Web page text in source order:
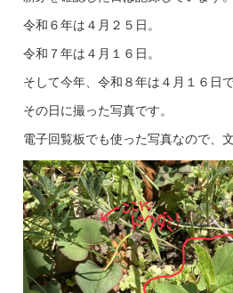
令和６年は４月２５日。
令和７年は４月１６日。
そして今年、令和８年は４月１６日で
その日に撮った写真です。
電子回覧板でも使った写真なので、